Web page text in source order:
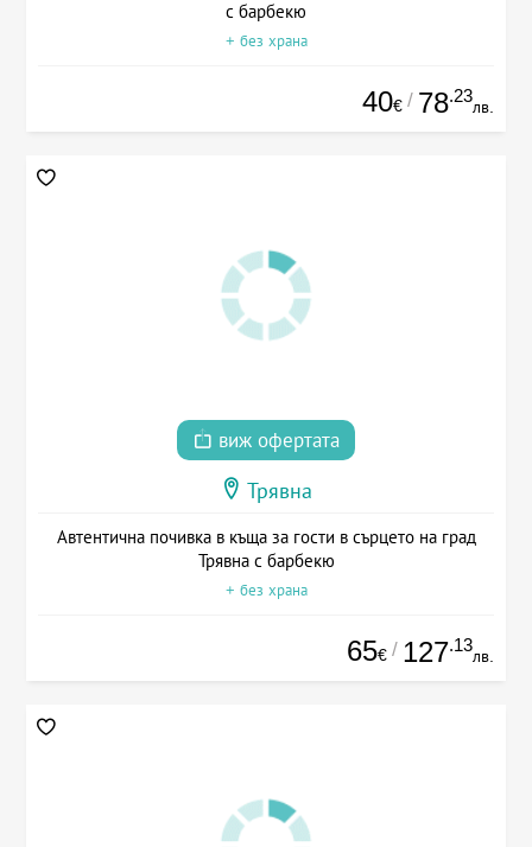
с барбекю
+ без храна
40€ / 78.23
лв.
виж офертата
Трявна
Автентична почивка в къща за гости в сърцето на град
Трявна с барбекю
+ без храна
65€ / 127.13
лв.